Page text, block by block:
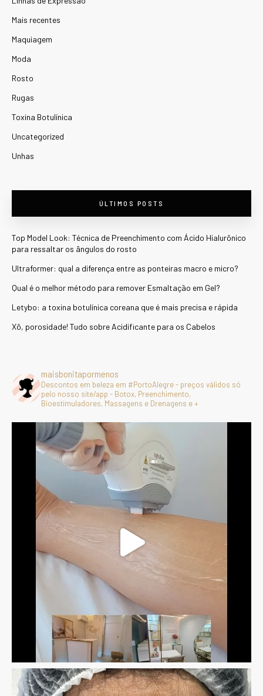
Mais recentes
Maquiagem
Moda
Rosto
Rugas
Toxina Botulínica
Uncategorized
Unhas
ÚLTIMOS POSTS
Top Model Look: Técnica de Preenchimento com Ácido Hialurônico
para ressaltar os ângulos do rosto
Ultraformer: qual a diferença entre as ponteiras macro e micro?
Qual é o melhor método para remover Esmaltação em Gel?
Letybo: a toxina botulínica coreana que é mais precisa e rápida
Xô, porosidade! Tudo sobre Acidificante para os Cabelos
maisbonitapormenos
Descontos em beleza em #PortoAlegre - preços válidos só
pelo nosso site/app - Botox, Preenchimento,
Bioestimuladores, Massagens e Drenagens e +